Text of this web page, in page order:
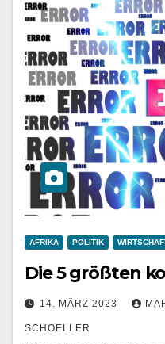
AFRIKA POLITIK
Die 5 größten
14. MÄRZ 2023
SCHOELLER